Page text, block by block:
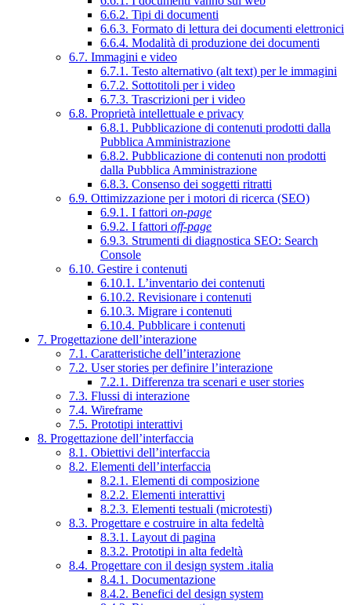
6.6.2. Tipi di documenti
6.6.3. Formato di lettura dei documenti elettronici
6.6.4. Modalità di produzione dei documenti
6.7. Immagini e video
6.7.1. Testo alternativo (alt text) per le immagini
6.7.2. Sottotitoli per i video
6.7.3. Trascrizioni per i video
6.8. Proprietà intellettuale e privacy
6.8.1. Pubblicazione di contenuti prodotti dalla
Pubblica Amministrazione
6.8.2. Pubblicazione di contenuti non prodotti
dalla Pubblica Amministrazione
6.8.3. Consenso dei soggetti ritratti
6.9. Ottimizzazione per i motori di ricerca (SEO)
6.9.1. I fattori on-page
6.9.2. I fattori off-page
6.9.3. Strumenti di diagnostica SEO: Search
Console
6.10. Gestire i contenuti
6.10.1. L’inventario dei contenuti
6.10.2. Revisionare i contenuti
6.10.3. Migrare i contenuti
6.10.4. Pubblicare i contenuti
7. Progettazione dell’interazione
7.1. Caratteristiche dell’interazione
7.2. User stories per definire l’interazione
7.2.1. Differenza tra scenari e user stories
7.3. Flussi di interazione
7.4. Wireframe
7.5. Prototipi interattivi
8. Progettazione dell’interfaccia
8.1. Obiettivi dell’interfaccia
8.2. Elementi dell’interfaccia
8.2.1. Elementi di composizione
8.2.2. Elementi interattivi
8.2.3. Elementi testuali (microtesti)
8.3. Progettare e costruire in alta fedeltà
8.3.1. Layout di pagina
8.3.2. Prototipi in alta fedeltà
8.4. Progettare con il design system .italia
8.4.1. Documentazione
8.4.2. Benefici del design system